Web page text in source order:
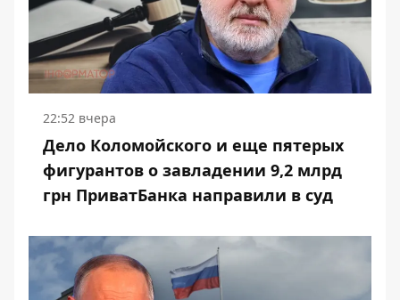
22:52 вчера
Дело Коломойского и еще пятерых
фигурантов о завладении 9,2 млрд
грн ПриватБанка направили в суд